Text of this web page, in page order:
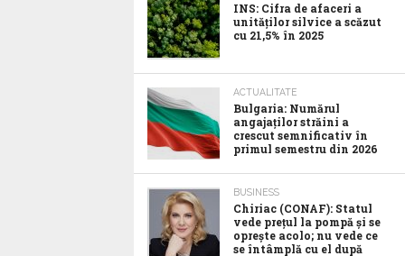
INS: Cifra de afaceri a
unităților silvice a scăzut
cu 21,5% în 2025
ACTUALITATE
Bulgaria: Numărul
angajaților străini a
crescut semnificativ în
primul semestru din 2026
BUSINESS
Chiriac (CONAF): Statul
vede prețul la pompă și se
oprește acolo; nu vede ce
se întâmplă cu el după